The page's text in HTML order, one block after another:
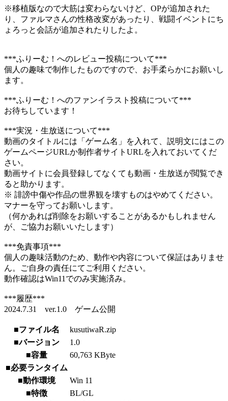
※移植版なので大筋は変わらないけど、OPが追加された
り、ファルマさんの性格改変があったり、戦闘イベントにち
ょろっと会話が追加されたりしたよ。
***ふりーむ！へのレビュー投稿について***
個人の趣味で制作したものですので、お手柔らかにお願いし
ます。
***ふりーむ！へのファンイラスト投稿について***
お待ちしています！
***実況・生放送について***
動画のタイトルには「ゲーム名」を入れて、説明文にはこの
ゲームページURLか制作者サイトURLを入れておいてくだ
さい。
動画サイトに会員登録してなくても動画・生放送が閲覧でき
ると助かります。
※ 誹謗中傷や作品の世界観を壊すものはやめてください。
マナーを守ってお願いします。
（何かあれば削除をお願いすることがあるかもしれません
が、ご協力お願いいたします）
***免責事項***
個人の趣味活動のため、動作や内容について保証はありませ
ん。ご自身の責任にてご利用ください。
動作確認はWin11でのみ実施済み。
***履歴***
2024.7.31 ver.1.0 ゲーム公開
■ファイル名
kusutiwaR.zip
■バージョン
1.0
■容量
60,763 KByte
■必要ランタイム
■動作環境
Win 11
■特徴
BL/GL